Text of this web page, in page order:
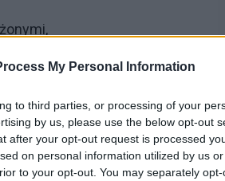
My Personal Information
to third parties, or processing of your
by us, please use the below opt-out
after your opt-out request is processed
on personal information utilized by us
to your opt-out. You may separately
rodzinny w kierunku